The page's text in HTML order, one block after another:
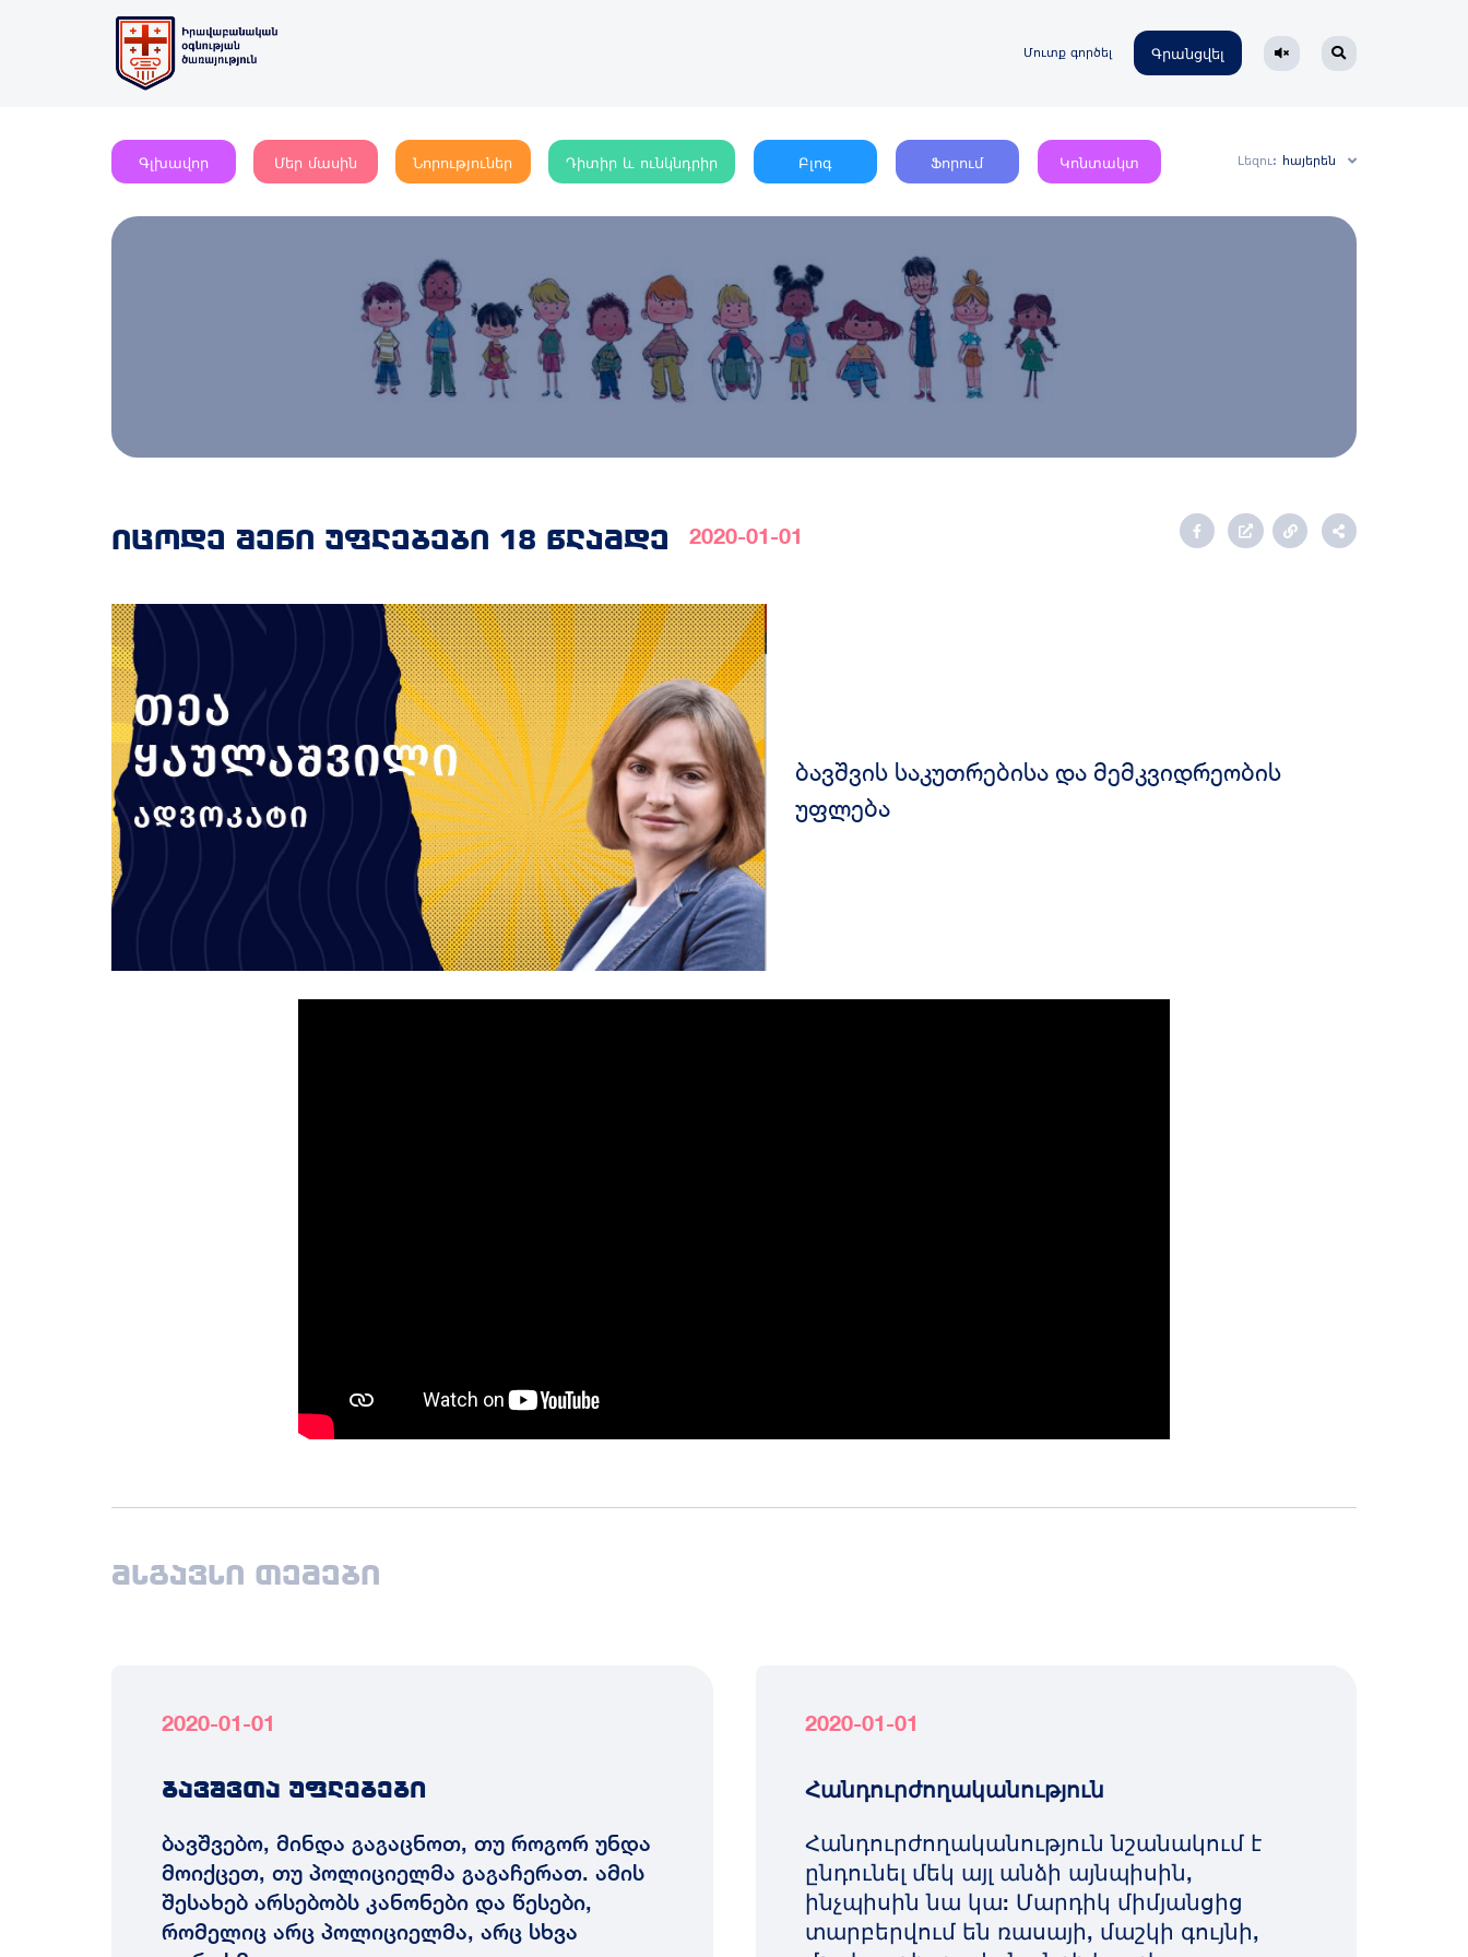
Մուտք գործել Գրանցվել
Գլխավոր Մեր մասին Նորություներ Դիտիր և ունկնդրիր Բլոգ Ֆորում Կոնտակտ Լեզու: հայերեն
იცოდე შენი უფლებები 18 წლამდე 2020-01-01
ბავშვის საკუთრებისა და მემკვიდრეობის
უფლება
მსგავსი თემები
2020-01-01
ბავშვთა უფლებები
ბავშვებო, მინდა გაგაცნოთ, თუ როგორ უნდა
მოიქცეთ, თუ პოლიციელმა გაგაჩერათ. ამის
შესახებ არსებობს კანონები და წესები,
რომელიც არც პოლიციელმა, არც სხვა
2020-01-01
Հանդուրժողականություն
Հանդուրժողականություն նշանակում է
ընդունել մեկ այլ անձի այնպիսին,
ինչպիսին նա կա: Մարդիկ միմյանցից
տարբերվում են ռասայի, մաշկի գույնի,